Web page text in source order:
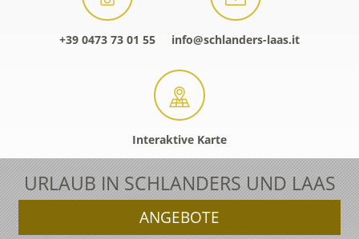
+39 0473 73 01 55 info@schlanders-laas.it
Interaktive Karte
URLAUB IN SCHLANDERS UND LAAS
ANGEBOTE